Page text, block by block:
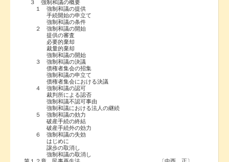
３ 強制和議の概要
１ 強制和議の提供
手続開始の申立て
強制和議の条件
２ 強制和議の開始
提供の審査
必要的棄却
裁量的棄却
強制和議の開始
３ 強制和議の決議
債権者集会の招集
強制和議の申立て
債権者集会における決議
４ 強制和議の認可
裁判所による認否
強制和議不認可事由
強制和議における法人の継続
５ 強制和議の効力
破産手続の終結
破産手続外の効力
６ 強制和議の失効
はじめに
譲歩の取消し
強制和議の取消し
第１２章 民事再生法……………………………………〔中西 正〕